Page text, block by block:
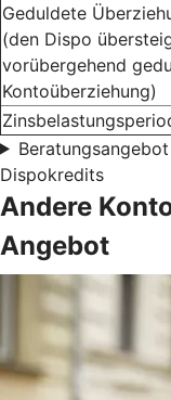
Geduldete
(den Dispo
vorübergehend
Kontoüberziehung)
Dispokredits
Andere
Angebot